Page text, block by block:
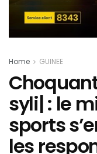
Home GUINEE
syli| : le
sports
les